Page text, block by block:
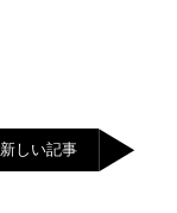
新しい記事